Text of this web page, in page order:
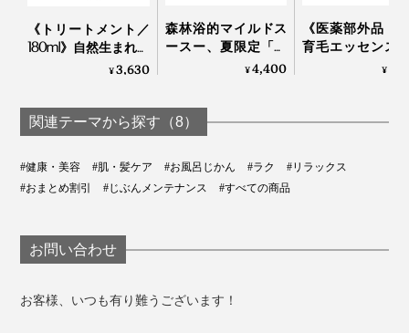
《トリートメント／
180ml》自然生まれの
フルボ酸と高山植物
るノンシリコントリ
ートメント｜
¥3,630
森林浴的マイルドス
ースー、夏限定「薬
用育毛エッセンス」
¥4,400
《医薬部外品・
育毛エッセンス
効成分を濃縮配
センス優｜uruotte
¥
関連テーマから探す（8）
#健康・美容 #肌・髪ケア #お風呂じかん #ラク
#リラックス
#おまとめ割引
#じぶんメンテナンス #すべての商品
お問い合わせ
お客様、いつも有り難うございます！